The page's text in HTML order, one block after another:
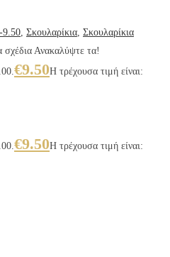
9.50, Σκουλαρίκια, Σκουλαρίκια
Ανακαλύψτε τα!
€9.50Η τρέχουσα τιμή είναι:
€9.50Η τρέχουσα τιμή είναι: